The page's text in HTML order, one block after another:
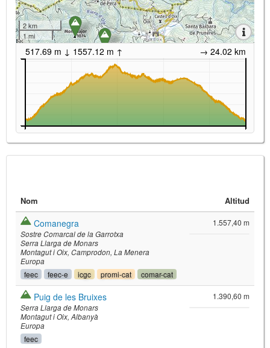
2 km
1 mi
©Leaflet
517.69 m ↓ 1557.12 m ↑ → 24.02 km
Nom Altitud
Comanegra
Sostre Comarcal de la Garrotxa
Serra Llarga de Monars
Montagut i Oix Camprodon La Menera
Europa
feec feec-e icgc promi-cat comar-cat
1.557,40 m
Puig de les Bruixes
Serra Llarga de Monars
Montagut i Oix Albanyà
Europa
feec
1.390,60 m